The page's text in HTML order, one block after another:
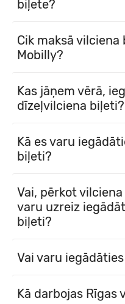
biļete?
Cik maksā
Mobilly?
Kas jāņem vērā,
dīzeļvilciena biļeti?
Kā es varu
biļeti?
Vai, pērkot
varu uzreiz
biļeti?
Vai varu
Kā darbojas Rīgas